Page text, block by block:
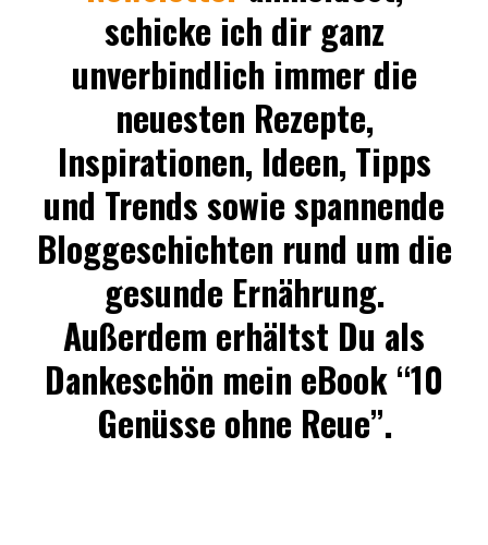
schicke ich dir ganz
unverbindlich immer die
neuesten Rezepte,
Inspirationen, Ideen, Tipps
und Trends sowie spannende
Bloggeschichten rund um die
gesunde Ernährung.
Außerdem erhältst Du als
Dankeschön mein eBook “10
Genüsse ohne Reue”.